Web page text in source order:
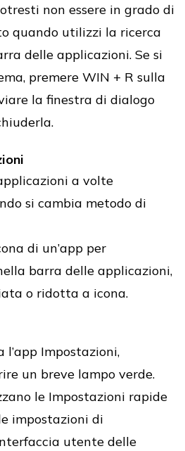
non essere in grado di
quando utilizzi la ricerca
delle applicazioni. Se si
premere WIN + R sulla
la finestra di dialogo
a volte
si cambia metodo di
di un’app per
barra delle applicazioni,
o ridotta a icona.
l’app Impostazioni,
un breve lampo verde.
le Impostazioni rapide
impostazioni di
utente delle